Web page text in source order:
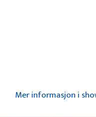
Mer informasjon i